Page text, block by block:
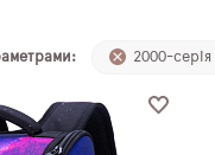
2000-серія